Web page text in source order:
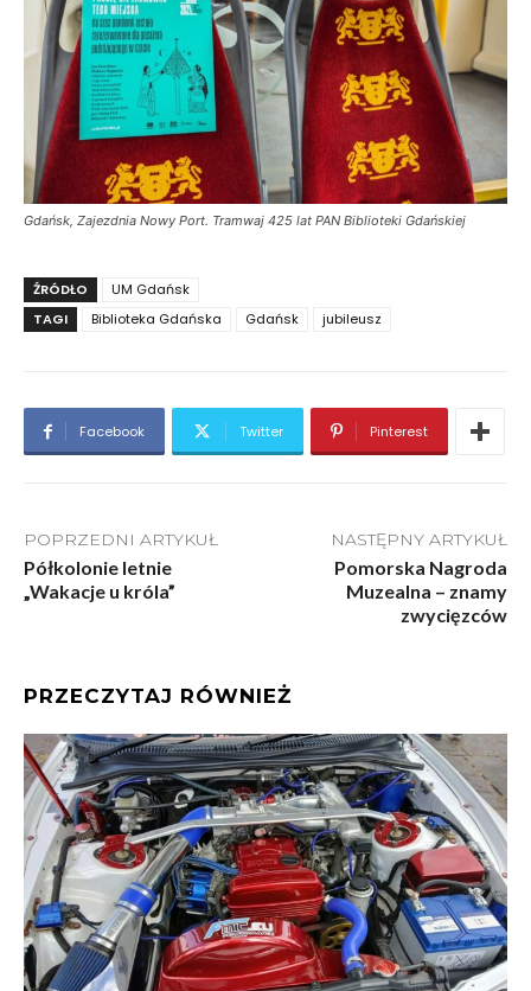
Gdańsk, Zajezdnia Nowy Port. Tramwaj 425 lat PAN Biblioteki Gdańskiej
ŹRÓDŁO
UM Gdańsk
TAGI
Biblioteka Gdańska Gdańsk jubileusz
Facebook Twitter Pinterest
POPRZEDNI ARTYKUŁ
Półkolonie letnie
„Wakacje u króla”
NASTĘPNY ARTYKUŁ
Pomorska Nagroda
Muzealna – znamy
zwycięzców
PRZECZYTAJ RÓWNIEŻ